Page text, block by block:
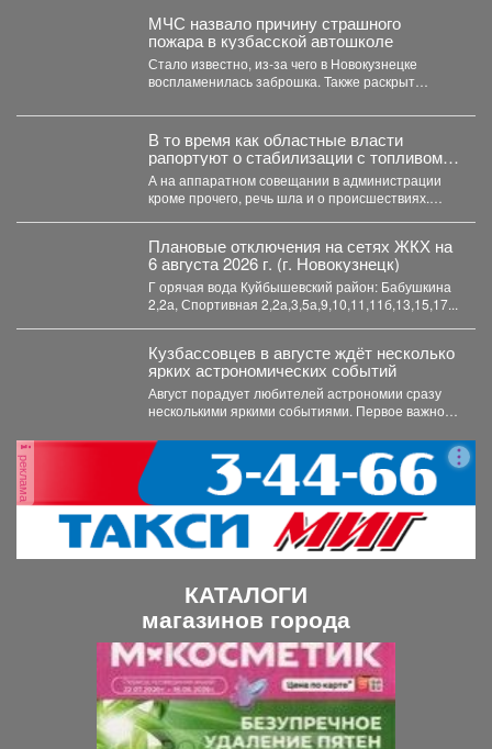
МЧС назвало причину страшного
пожара в кузбасской автошколе
Стало известно, из-за чего в Новокузнецке
воспламенилась заброшка. Также раскрыт
автошкола...
В то время как областные власти
рапортуют о стабилизации с топливом в
Кузбассе, пожарные предупреждают
тех, кто перестраховался и набрал
бензина и дизтоплива впрок.
А на аппаратном совещании в администрации
кроме прочего, речь шла и о происшествиях.
Плановые отключения на сетях ЖКХ на
6 августа 2026 г. (г. Новокузнецк)
Г орячая вода Куйбышевский район: Бабушкина
2,2а, Спортивная 2,2а,3,5а,9,10,11,11б,13,15,17...
Кузбассовцев в августе ждёт несколько
ярких астрономических событий
Август порадует любителей астрономии сразу
несколькими яркими событиями. Первое важное
реклама
КАТАЛОГИ
магазинов города